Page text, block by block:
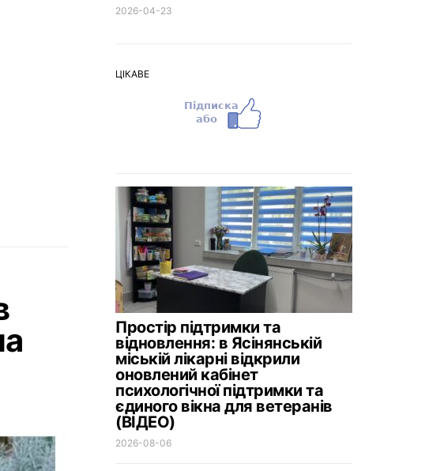
2026-04-23
ЦІКАВЕ
Простір підтримки та
відновлення: в Ясінянській
міській лікарні відкрили
оновлений кабінет
психологічної підтримки та
єдиного вікна для ветеранів
(ВІДЕО)
2026-08-06